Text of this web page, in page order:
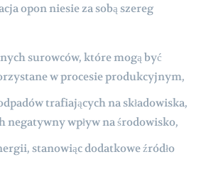
opon niesie za sobą szereg
surowców, które mogą być
w procesie produkcyjnym,
trafiających na składowiska,
negatywny wpływ na środowisko,
stanowiąc dodatkowe źródło